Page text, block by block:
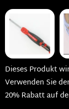
Dieses Produkt
Verwenden Sie
20% Rabatt auf